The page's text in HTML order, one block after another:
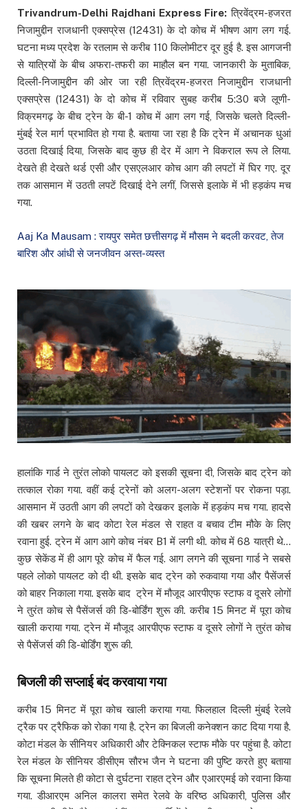
Trivandrum-Delhi Rajdhani Express Fire: त्रिवेंद्रम-हजरत
निजामुद्दीन राजधानी एक्सप्रेस (12431) के दो कोच में भीषण आग लग गई.
घटना मध्य प्रदेश के रतलाम से करीब 110 किलोमीटर दूर हुई है. इस आगजनी
से यात्रियों के बीच अफरा-तफरी का माहौल बन गया. जानकारी के मुताबिक,
दिल्ली-निजामुद्दीन की ओर जा रही त्रिवेंद्रम-हजरत निजामुद्दीन राजधानी
एक्सप्रेस (12431) के दो कोच में रविवार सुबह करीब 5:30 बजे लूणी-
विक्रमगढ़ के बीच ट्रेन के बी-1 कोच में आग लग गई, जिसके चलते दिल्ली-
मुंबई रेल मार्ग प्रभावित हो गया है. बताया जा रहा है कि ट्रेन में अचानक धुआं
उठता दिखाई दिया, जिसके बाद कुछ ही देर में आग ने विकराल रूप ले लिया.
देखते ही देखते थर्ड एसी और एसएलआर कोच आग की लपटों में घिर गए. दूर
तक आसमान में उठती लपटें दिखाई देने लगीं, जिससे इलाके में भी हड़कंप मच
गया.
Aaj Ka Mausam : रायपुर समेत छत्तीसगढ़ में मौसम ने बदली करवट, तेज
बारिश और आंधी से जनजीवन अस्त-व्यस्त
हालांकि गार्ड ने तुरंत लोको पायलट को इसकी सूचना दी, जिसके बाद ट्रेन को
तत्काल रोका गया. वहीं कई ट्रेनों को अलग-अलग स्टेशनों पर रोकना पड़ा.
आसमान में उठती आग की लपटों को देखकर इलाके में हड़कंप मच गया. हादसे
की खबर लगने के बाद कोटा रेल मंडल से राहत व बचाव टीम मौके के लिए
रवाना हुई. ट्रेन में आग आगे कोच नंबर B1 में लगी थी. कोच में 68 यात्री थे…
कुछ सेकेंड में ही आग पूरे कोच में फैल गई. आग लगने की सूचना गार्ड ने सबसे
पहले लोको पायलट को दी थी. इसके बाद ट्रेन को रुकवाया गया और पैसेंजर्स
को बाहर निकाला गया. इसके बाद ट्रेन में मौजूद आरपीएफ स्टाफ व दूसरे लोगों
ने तुरंत कोच से पैसेंजर्स की डि-बोर्डिंग शुरू की. करीब 15 मिनट में पूरा कोच
खाली कराया गया. ट्रेन में मौजूद आरपीएफ स्टाफ व दूसरे लोगों ने तुरंत कोच
से पैसेंजर्स की डि-बोर्डिंग शुरू की.
बिजली की सप्लाई बंद करवाया गया
करीब 15 मिनट में पूरा कोच खाली कराया गया. फिलहाल दिल्ली मुंबई रेलवे
ट्रैक पर ट्रैफिक को रोका गया है. ट्रेन का बिजली कनेक्शन काट दिया गया है.
कोटा मंडल के सीनियर अधिकारी और टेक्निकल स्टाफ मौके पर पहुंचा है. कोटा
रेल मंडल के सीनियर डीसीएम सौरभ जैन ने घटना की पुष्टि करते हुए बताया
कि सूचना मिलते ही कोटा से दुर्घटना राहत ट्रेन और एआरएमई को रवाना किया
गया. डीआरएम अनिल कालरा समेत रेलवे के वरिष्ठ अधिकारी, पुलिस और